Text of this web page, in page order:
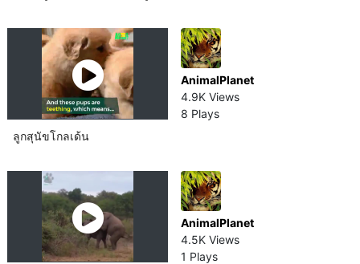
AnimalPlanet
4.9K Views
8 Plays
ลูกสุนัข​โกลเด้น
AnimalPlanet
4.5K Views
1 Plays